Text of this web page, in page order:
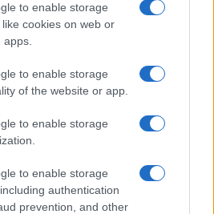
to enable storage
cookies on web or
to enable storage
of the website or app.
to enable storage
to enable storage
authentication
prevention, and other
a hírt: meghalt a Rebbe